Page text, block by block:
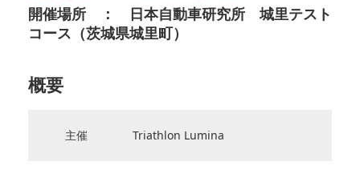
開催場所 ： 日本自動車研究所 城里テスト
コース（茨城県城里町）
概要
主催 Triathlon Lumina